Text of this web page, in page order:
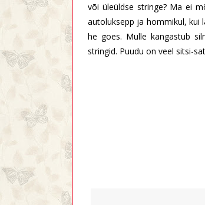
või üleüldse stringe? Ma ei
autoluksepp ja hommikul, kui
he goes. Mulle kangastub
stringid. Puudu on veel sitsi-